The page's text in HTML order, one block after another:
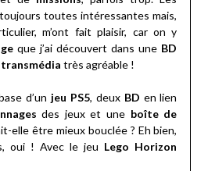
toutes intéressantes mais,
m’ont fait plaisir, car on y
que j’ai découvert dans une BD
transmédia très agréable !
d’un jeu PS5, deux BD en lien
des jeux et une boîte de
elle être mieux bouclée ? Eh bien,
oui ! Avec le jeu Lego Horizon